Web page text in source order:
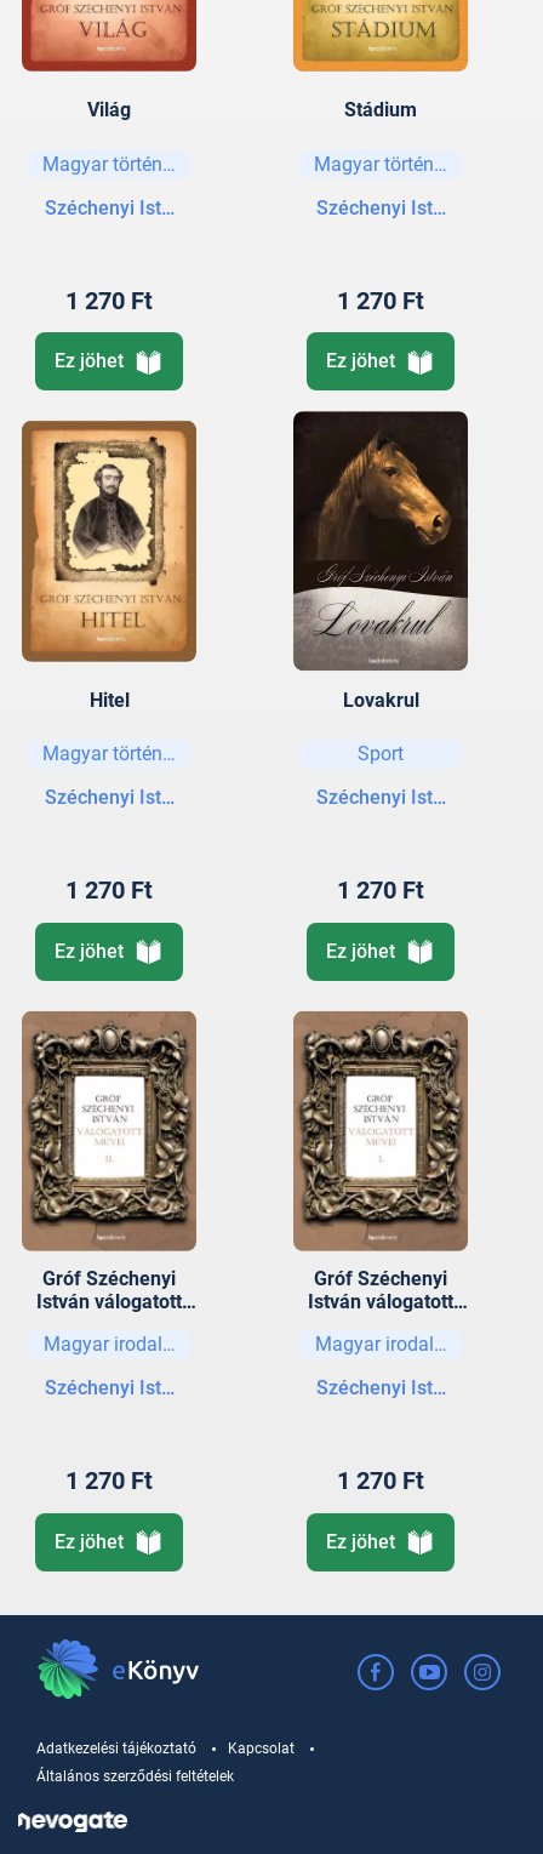
Világ
Magyar történelem
Széchenyi István gróf
1 270 Ft
Ez jöhet
Stádium
Magyar történelem
Széchenyi István gróf
1 270 Ft
Ez jöhet
Hitel
Magyar történelem
Széchenyi István gróf
1 270 Ft
Ez jöhet
Lovakrul
Sport
Széchenyi István gróf
1 270 Ft
Ez jöhet
Gróf Széchenyi
István válogatott
Magyar irodalom
Széchenyi István gróf
1 270 Ft
Ez jöhet
Gróf Széchenyi
István válogatott
Magyar irodalom
Széchenyi István gróf
1 270 Ft
Ez jöhet
Adatkezelési tájékoztató
Kapcsolat
Általános szerződési feltételek